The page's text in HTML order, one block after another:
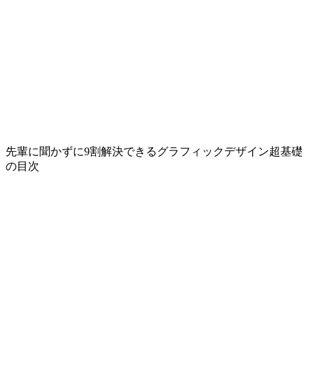
先輩に聞かずに9割解決できるグラフィックデザイン超基礎
の目次